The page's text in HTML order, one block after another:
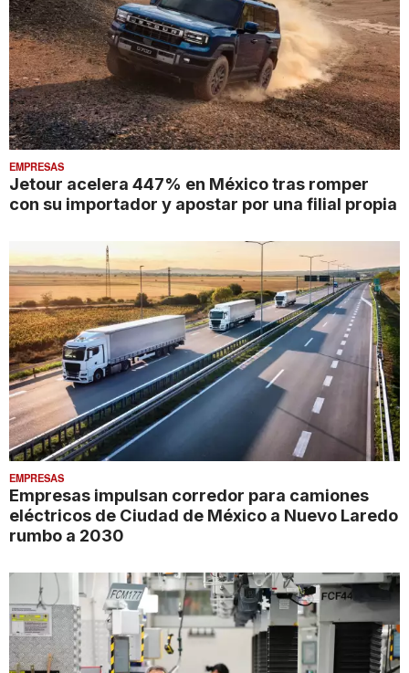
EMPRESAS
Jetour acelera 447% en México tras romper
con su importador y apostar por una filial propia
EMPRESAS
Empresas impulsan corredor para camiones
eléctricos de Ciudad de México a Nuevo Laredo
rumbo a 2030